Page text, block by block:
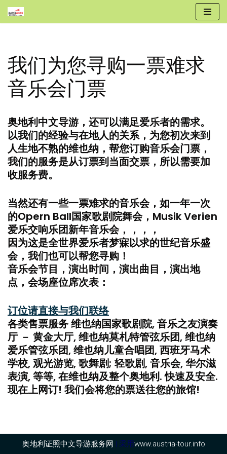
文
我们为您寻购一票难求
音乐会门票
奥地利中文导游，还可以满足爱乐者的需求。
以我们的经验与在地人的关系，为您初次来到
人生地不熟的维也纳，帮您订购音乐会门票，
我们的服务是从订票到当面交票，所以需要加
收服务费。
当然还有一些一票难求的音乐会，如一年一次
的Opern Ball国家歌剧院舞会，Musik Verien
爱乐交响乐团新年音乐会，，，，
因为这是全世界爱乐者梦寐以求的世纪音乐盛
会，我们也可以帮您寻购！
音乐会节目，演出时间，演出曲目，演出地
点，会场座位席次表：
订位请直接与我们联络
各类售票服务 维也纳国家歌剧院, 音乐之友演奏
厅 － 黄金大厅, 维也纳莫札特管弦乐团, 维也纳
爱乐管弦乐团, 维也纳儿童合唱团, 西班牙马术
学校, 观光游览, 歌舞剧; 轻歌剧, 音乐会, 华尔滋
表演, 等等, 在维也纳及整个奥地利. 快速及安全.
现在上网订! 我们会将您的票送往您的旅馆!
奥地利证照中文导游服务网 | 采用www.austria-tour.info